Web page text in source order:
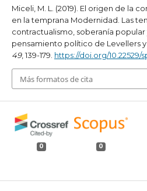
Miceli, M. L. (2019). El origen de la
en la temprana Modernidad. Las
contractualismo, soberanía
pensamiento político de Levellers
49, 139-179. https://doi.org/10.22529/
Más formatos de cita
0 0